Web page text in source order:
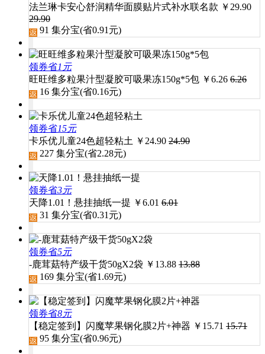
法兰琳卡安心舒润精华面膜贴片式补水联名款 ￥ 29.90
29.90
91 集分宝(省0.91 元)
领券省1元
旺旺维多粒果汁型凝胶可吸果冻150g*5包 ￥6.26 6.26
16 集分宝(省0.16元)
领券省15元
卡乐优儿童24色超轻粘土 ￥ 24.90 24.90
227 集分宝(省2.28元)
领券省3元
天降1.01！悬挂抽纸一提 ￥6.01 6.01
31 集分宝(省0.31 元)
领券省5元
-鹿茸菇特产级干货50gX2袋 ￥ 13.88 13.88
169 集分宝(省1.69元)
领券省8元
【稳定签到】闪魔苹果钢化膜2片+神器 ￥ 15.71 15.71
95 集分宝(省0.96元)